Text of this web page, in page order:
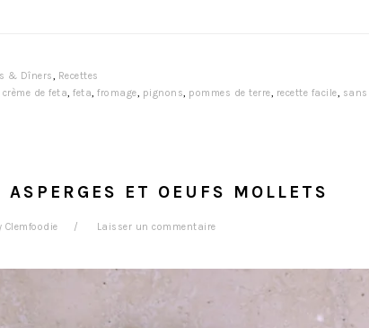
& Dîners, Recettes
crème de feta, feta, fromage, pignons, pommes de terre, recette facile,
ASPERGES ET OEUFS MOLLETS
Clemfoodie Laisser un commentaire